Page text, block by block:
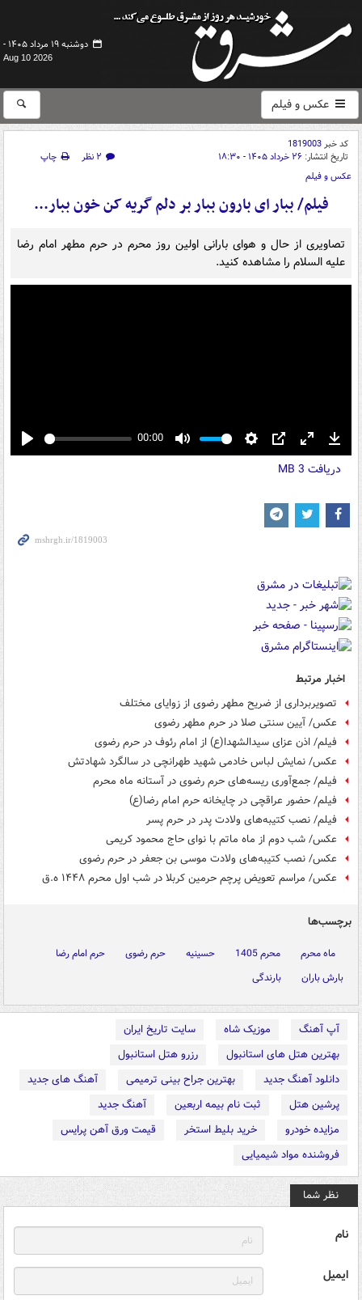
دوشنبه ۱۹ مرداد ۱۴۰۵ -
Aug 10 2026
عکس و فیلم
کد خبر1819003
تاریخ انتشار: ۲۶ خرداد ۱۴۰۵ - ۱۸:۳۰ ۲ نظر
چاپ
عکس و فیلم
فیلم/ ببار ای بارون ببار بر دلم گریه کن خون ببار...
تصاویری از حال و هوای بارانی اولین روز محرم در حرم مطهر امام رضا
علیه السلام را مشاهده کنید.
Play
00:00
Mute Settings
PIP Enter
fullscreen
دریافت 3 MB
اخبار مرتبط
تصویربرداری از ضریح مطهر رضوی از زوایای مختلف
عکس/ آیین سنتی صلا در حرم مطهر رضوی
فیلم/ اذن عزای سیدالشهدا(ع) از امام رئوف در حرم رضوی
عکس/ نمایش لباس خادمی شهید طهرانچی در سالگرد شهادتش
فیلم/ جمع‌آوری ریسه‌های حرم رضوی در آستانه ماه محرم
فیلم/ حضور عراقچی در چایخانه حرم امام رضا(ع)
فیلم/ نصب کتیبه‌های ولادت پدر در حرم پسر
عکس/ شب دوم از ماه ماتم با نوای حاج محمود کریمی
عکس/ نصب کتیبه‌های ولادت موسی بن جعفر در حرم رضوی
عکس/ مراسم تعویض پرچم حرمین کربلا در شب اول محرم ۱۴۴۸ ه.ق
برچسب‌ها
ماه محرم محرم 1405 حسینیه حرم رضوی
حرم امام رضا
بارش باران
بارندگی
آپ آهنگ موزیک شاه
سایت تاریخ ایران
بهترین هتل های استانبول
رزرو هتل استانبول
دانلود آهنگ جدید
بهترین جراح بینی ترمیمی
آهنگ های جدید
پرشین هتل
ثبت نام بیمه اربعین
آهنگ جدید
مزایده خودرو
خرید بلیط استخر
قیمت ورق آهن پرایس
فروشنده مواد شیمیایی
نظر شما
نام
ایمیل